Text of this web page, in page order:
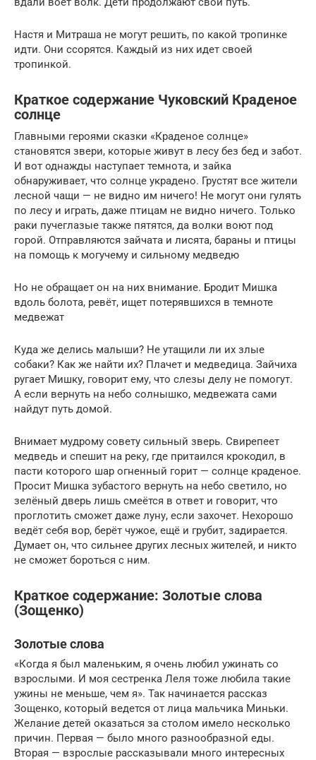
Настя и Митраша не могут решить, по какой тропинке
идти. Они ссорятся. Каждый из них идет своей
тропинкой.
Краткое содержание Чуковский Краденое
солнце
Главными героями сказки «Краденое солнце»
становятся звери, которые живут в лесу без бед и забот.
И вот однажды наступает темнота, и зайка
обнаруживает, что солнце украдено. Грустят все жители
лесной чащи — не видно им ничего! Не могут они гулять
по лесу и играть, даже птицам не видно ничего. Только
раки пучеглазые также пятятся, да волки воют под
горой. Отправляются зайчата и лисята, бараны и птицы
на помощь к могучему и сильному медведю
Но не обращает он на них внимание. Бродит Мишка
вдоль болота, ревёт, ищет потерявшихся в темноте
медвежат
Куда же делись малыши? Не утащили ли их злые
собаки? Как же найти их? Плачет и медведица. Зайчиха
ругает Мишку, говорит ему, что слезы делу не помогут.
А если вернуть на небо солнышко, медвежата сами
найдут путь домой.
Внимает мудрому совету сильный зверь. Свирепеет
медведь и спешит на реку, где притаился крокодил, в
пасти которого шар огненный горит — солнце краденое.
Просит Мишка зубастого вернуть на небо светило, но
зелёный дверь лишь смеётся в ответ и говорит, что
проглотить сможет даже луну, если захочет. Нехорошо
ведёт себя вор, берёт чужое, ещё и грубит, задирается.
Думает он, что сильнее других лесных жителей, и никто
не сможет бороться с ним.
Краткое содержание: Золотые слова
(Зощенко)
Золотые слова
«Когда я был маленьким, я очень любил ужи­нать со
взрослыми. И моя сестренка Леля тоже любила такие
ужины не меньше, чем я». Так на­чинается рассказ
Зощенко, который ведется от ли­ца мальчика Миньки.
Желание детей оказаться за столом имело несколько
причин. Первая — было много разнообразной еды.
Вторая — взрослые рас­сказывали много интересных